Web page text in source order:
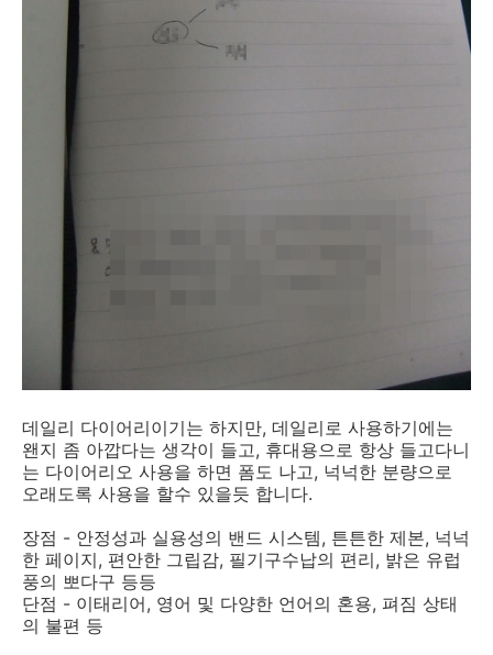
데일리 다이어리이기는 하지만, 데일리로 사용하기에는
왠지 좀 아깝다는 생각이 들고, 휴대용으로 항상 들고다니
는 다이어리오 사용을 하면 폼도 나고, 넉넉한 분량으로
오래도록 사용을 할수 있을듯 합니다.
장점 - 안정성과 실용성의 밴드 시스템, 튼튼한 제본, 넉넉
한 페이지, 편안한 그립감, 필기구수납의 편리, 밝은 유럽
풍의 뽀다구 등등
단점 - 이태리어, 영어 및 다양한 언어의 혼용, 펴짐 상태
의 불편 등